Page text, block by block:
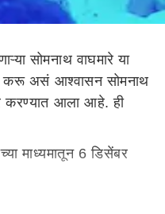
सोमनाथ वाघमारे या
करू असं आश्वासन सोमनाथ
करण्यात आला आहे. ही
माध्यमातून 6 डिसेंबर